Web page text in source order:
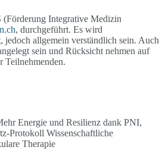
Integrative Medizin
, durchgeführt. Es wird
jedoch allgemein verständlich sein. Auch
sein und Rücksicht nehmen auf
Teilnehmenden.
Energie und Resilienz dank PNI,
Protokoll Wissenschaftliche
Therapie